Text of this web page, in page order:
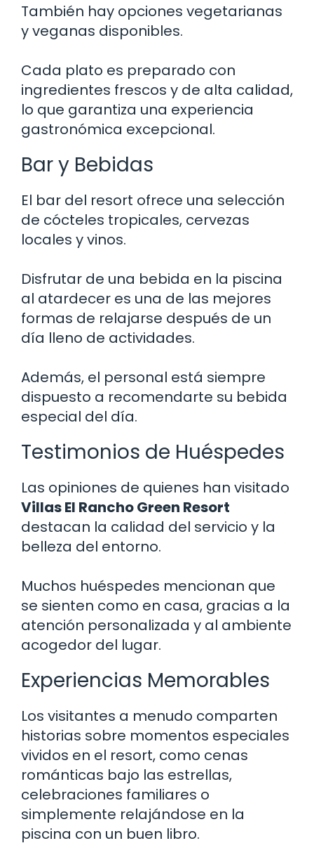
También hay opciones vegetarianas
y veganas disponibles.
Cada plato es preparado con
ingredientes frescos y de alta calidad,
lo que garantiza una experiencia
gastronómica excepcional.
Bar y Bebidas
El bar del resort ofrece una selección
de cócteles tropicales, cervezas
locales y vinos.
Disfrutar de una bebida en la piscina
al atardecer es una de las mejores
formas de relajarse después de un
día lleno de actividades.
Además, el personal está siempre
dispuesto a recomendarte su bebida
especial del día.
Testimonios de Huéspedes
Las opiniones de quienes han visitado
Villas El Rancho Green Resort
destacan la calidad del servicio y la
belleza del entorno.
Muchos huéspedes mencionan que
se sienten como en casa, gracias a la
atención personalizada y al ambiente
acogedor del lugar.
Experiencias Memorables
Los visitantes a menudo comparten
historias sobre momentos especiales
vividos en el resort, como cenas
románticas bajo las estrellas,
celebraciones familiares o
simplemente relajándose en la
piscina con un buen libro.